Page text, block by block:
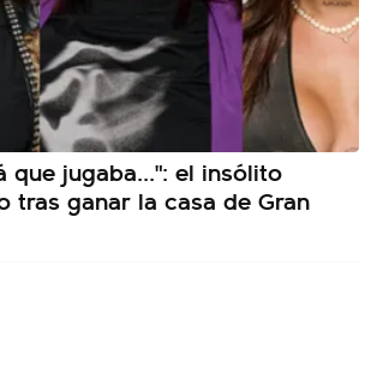
que jugaba...": el insólito
tras ganar la casa de Gran